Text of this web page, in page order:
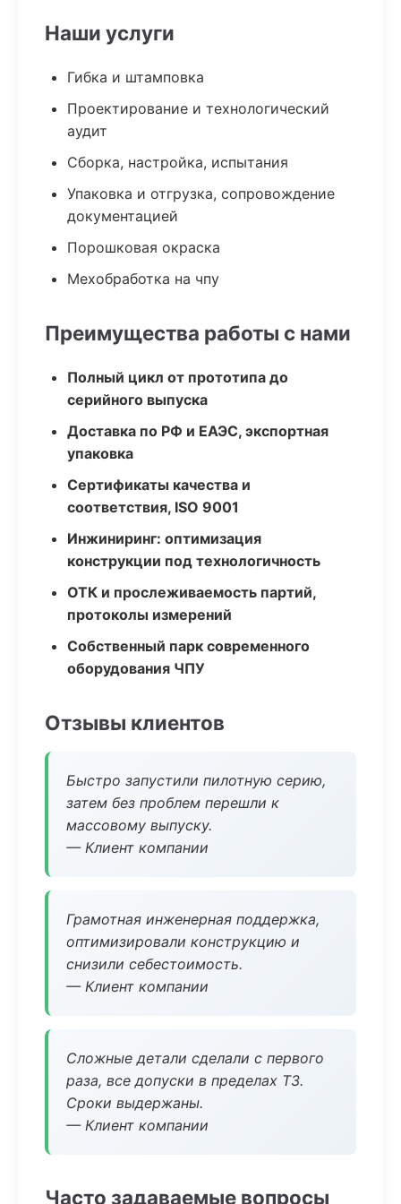
Наши услуги
Гибка и штамповка
Проектирование и технологический
аудит
Сборка, настройка, испытания
Упаковка и отгрузка, сопровождение
документацией
Порошковая окраска
Мехобработка на чпу
Преимущества работы с нами
Полный цикл от прототипа до
серийного выпуска
Доставка по РФ и ЕАЭС, экспортная
упаковка
Сертификаты качества и
соответствия, ISO 9001
Инжиниринг: оптимизация
конструкции под технологичность
ОТК и прослеживаемость партий,
протоколы измерений
Собственный парк современного
оборудования ЧПУ
Отзывы клиентов
Быстро запустили пилотную серию,
затем без проблем перешли к
массовому выпуску.
— Клиент компании
Грамотная инженерная поддержка,
оптимизировали конструкцию и
снизили себестоимость.
— Клиент компании
Сложные детали сделали с первого
раза, все допуски в пределах ТЗ.
Сроки выдержаны.
— Клиент компании
Часто задаваемые вопросы